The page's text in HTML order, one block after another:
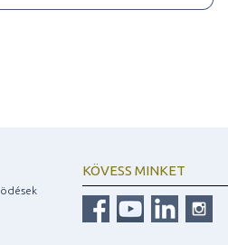
KÖVESS MINKET